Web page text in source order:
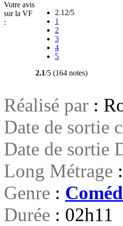
Votre avis
sur la VF
:
2.12/5
1
2
3
4
5
2.1/5 (164 notes)
Réalisé par :
Date de sortie
Date de
Long Métrage
Genre :
Durée : 02h11